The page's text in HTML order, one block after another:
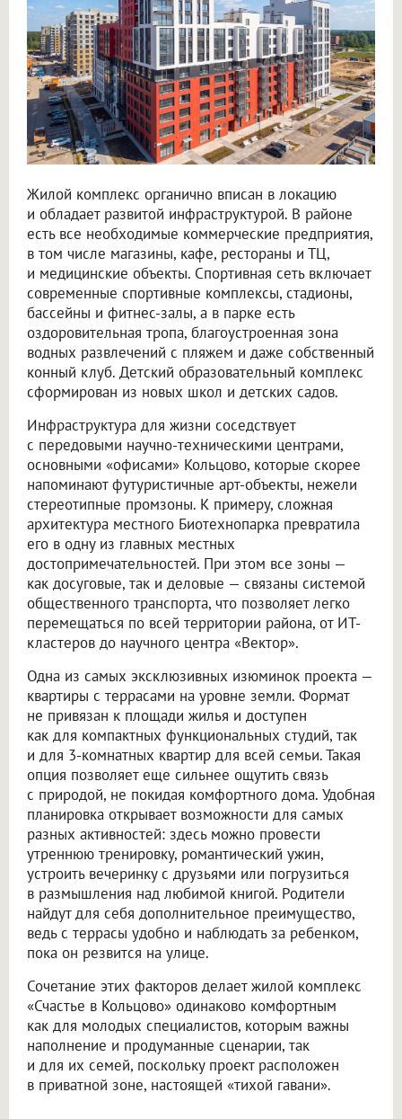
Жилой комплекс органично вписан в локацию
и обладает развитой инфраструктурой. В районе
есть все необходимые коммерческие предприятия,
в том числе магазины, кафе, рестораны и ТЦ,
и медицинские объекты. Спортивная сеть включает
современные спортивные комплексы, стадионы,
бассейны и фитнес-залы, а в парке есть
оздоровительная тропа, благоустроенная зона
водных развлечений с пляжем и даже собственный
конный клуб. Детский образовательный комплекс
сформирован из новых школ и детских садов.
Инфраструктура для жизни соседствует
с передовыми научно-техническими центрами,
основными «офисами» Кольцово, которые скорее
напоминают футуристичные арт-объекты, нежели
стереотипные промзоны. К примеру, сложная
архитектура местного Биотехнопарка превратила
его в одну из главных местных
достопримечательностей. При этом все зоны —
как досуговые, так и деловые — связаны системой
общественного транспорта, что позволяет легко
перемещаться по всей территории района, от ИТ-
кластеров до научного центра «Вектор».
Одна из самых эксклюзивных изюминок проекта —
квартиры с террасами на уровне земли. Формат
не привязан к площади жилья и доступен
как для компактных функциональных студий, так
и для 3-комнатных квартир для всей семьи. Такая
опция позволяет еще сильнее ощутить связь
с природой, не покидая комфортного дома. Удобная
планировка открывает возможности для самых
разных активностей: здесь можно провести
утреннюю тренировку, романтический ужин,
устроить вечеринку с друзьями или погрузиться
в размышления над любимой книгой. Родители
найдут для себя дополнительное преимущество,
ведь с террасы удобно и наблюдать за ребенком,
пока он резвится на улице.
Сочетание этих факторов делает жилой комплекс
«Счастье в Кольцово» одинаково комфортным
как для молодых специалистов, которым важны
наполнение и продуманные сценарии, так
и для их семей, поскольку проект расположен
в приватной зоне, настоящей «тихой гавани».